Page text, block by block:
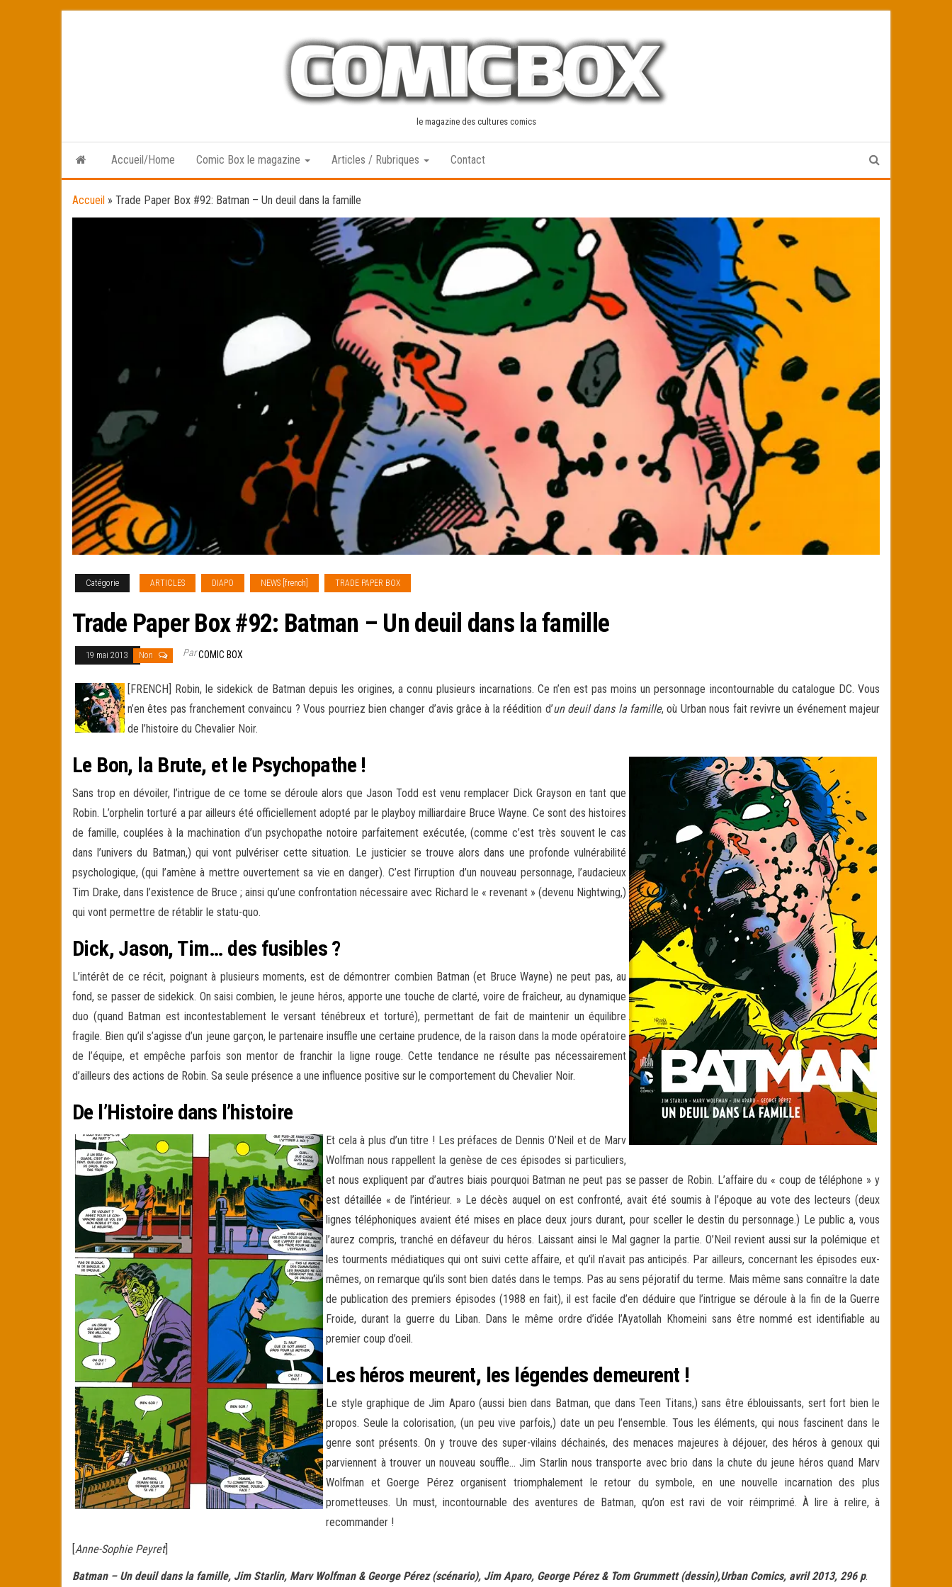
le magazine des cultures comics
Accueil/Home Comic Box le magazine Articles / Rubriques Contact
Accueil » Trade Paper Box #92: Batman – Un deuil dans la famille
Catégorie ARTICLES DIAPO NEWS [french] TRADE PAPER BOX
Trade Paper Box #92: Batman – Un deuil dans la famille
19 mai 2013 Non ParCOMIC BOX
[FRENCH] Robin, le sidekick de Batman depuis les origines, a connu plusieurs incarnations. Ce n’en est pas moins un personnage incontournable du catalogue DC. Vous
n’en êtes pas franchement convaincu ? Vous pourriez bien changer d’avis grâce à la réédition d’un deuil dans la famille, où Urban nous fait revivre un événement majeur
de l’histoire du Chevalier Noir.
Le Bon, la Brute, et le Psychopathe !
Sans trop en dévoiler, l’intrigue de ce tome se déroule alors que Jason Todd est venu remplacer Dick Grayson en tant que
Robin. L’orphelin torturé a par ailleurs été officiellement adopté par le playboy milliardaire Bruce Wayne. Ce sont des histoires
de famille, couplées à la machination d’un psychopathe notoire parfaitement exécutée, (comme c’est très souvent le cas
dans l’univers du Batman,) qui vont pulvériser cette situation. Le justicier se trouve alors dans une profonde vulnérabilité
psychologique, (qui l’amène à mettre ouvertement sa vie en danger). C’est l’irruption d’un nouveau personnage, l’audacieux
Tim Drake, dans l’existence de Bruce ; ainsi qu’une confrontation nécessaire avec Richard le « revenant » (devenu Nightwing,)
qui vont permettre de rétablir le statu-quo.
Dick, Jason, Tim… des fusibles ?
L’intérêt de ce récit, poignant à plusieurs moments, est de démontrer combien Batman (et Bruce Wayne) ne peut pas, au
fond, se passer de sidekick. On saisi combien, le jeune héros, apporte une touche de clarté, voire de fraîcheur, au dynamique
duo (quand Batman est incontestablement le versant ténébreux et torturé), permettant de fait de maintenir un équilibre
fragile. Bien qu’il s’agisse d’un jeune garçon, le partenaire insuffle une certaine prudence, de la raison dans la mode opératoire
de l’équipe, et empêche parfois son mentor de franchir la ligne rouge. Cette tendance ne résulte pas nécessairement
d’ailleurs des actions de Robin. Sa seule présence a une influence positive sur le comportement du Chevalier Noir.
De l’Histoire dans l’histoire
Et cela à plus d’un titre ! Les préfaces de Dennis O’Neil et de Marv
Wolfman nous rappellent la genèse de ces épisodes si particuliers,
et nous expliquent par d’autres biais pourquoi Batman ne peut pas se passer de Robin. L’affaire du « coup de téléphone » y
est détaillée « de l’intérieur. » Le décès auquel on est confronté, avait été soumis à l’époque au vote des lecteurs (deux
lignes téléphoniques avaient été mises en place deux jours durant, pour sceller le destin du personnage.) Le public a, vous
l’aurez compris, tranché en défaveur du héros. Laissant ainsi le Mal gagner la partie. O’Neil revient aussi sur la polémique et
les tourments médiatiques qui ont suivi cette affaire, et qu’il n’avait pas anticipés. Par ailleurs, concernant les épisodes eux-
mêmes, on remarque qu’ils sont bien datés dans le temps. Pas au sens péjoratif du terme. Mais même sans connaître la date
de publication des premiers épisodes (1988 en fait), il est facile d’en déduire que l’intrigue se déroule à la fin de la Guerre
Froide, durant la guerre du Liban. Dans le même ordre d’idée l’Ayatollah Khomeini sans être nommé est identifiable au
premier coup d’oeil.
Les héros meurent, les légendes demeurent !
Le style graphique de Jim Aparo (aussi bien dans Batman, que dans Teen Titans,) sans être éblouissants, sert fort bien le
propos. Seule la colorisation, (un peu vive parfois,) date un peu l’ensemble. Tous les éléments, qui nous fascinent dans le
genre sont présents. On y trouve des super-vilains déchainés, des menaces majeures à déjouer, des héros à genoux qui
parviennent à trouver un nouveau souffle… Jim Starlin nous transporte avec brio dans la chute du jeune héros quand Marv
Wolfman et Goerge Pérez organisent triomphalement le retour du symbole, en une nouvelle incarnation des plus
prometteuses. Un must, incontournable des aventures de Batman, qu’on est ravi de voir réimprimé. À lire à relire, à
recommander !
[Anne-Sophie Peyret]
Batman – Un deuil dans la famille, Jim Starlin, Marv Wolfman & George Pérez (scénario), Jim Aparo, George Pérez & Tom Grummett (dessin),Urban Comics, avril 2013, 296 p.